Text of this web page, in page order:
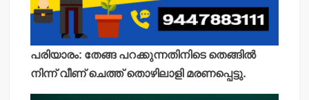
പരിയാരം: തേങ്ങ പറക്കുന്നതിനിടെ തെങ്ങില്‍
നിന്ന് വീണ് ചെത്ത് തൊഴിലാളി മരണപ്പെട്ടു.